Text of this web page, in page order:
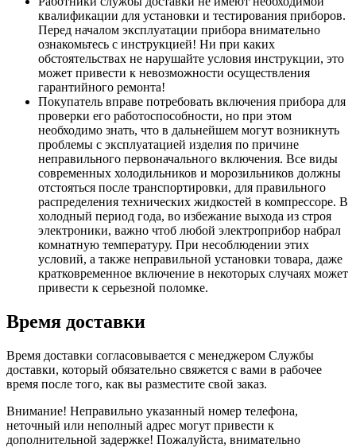
квалификации для установки и тестирования приборов.
Перед началом эксплуатации прибора внимательно
ознакомьтесь с инструкцией! Ни при каких
обстоятельствах не нарушайте условия инструкции, это
может привести к невозможности осуществления
гарантийного ремонта!
Покупатель вправе потребовать включения прибора для
проверки его работоспособности, но при этом
необходимо знать, что в дальнейшем могут возникнуть
проблемы с эксплуатацией изделия по причине
неправильного первоначального включения. Все виды
современных холодильников и морозильников должны
отстояться после транспортировки, для правильного
распределения технических жидкостей в компрессоре. В
холодный период года, во избежание выхода из строя
электроники, важно чтоб любой электроприбор набрал
комнатную температуру. При несоблюдении этих
условий, а также неправильной установки товара, даже
кратковременное включение в некоторых случаях может
привести к серьезной поломке.
Время доставки
Время доставки согласовывается с менеджером Службы
доставки, который обязательно свяжется с вами в рабочее
время после того, как вы разместите свой заказ.
Внимание! Неправильно указанный номер телефона,
неточный или неполный адрес могут привести к
дополнительной задержке! Пожалуйста, внимательно